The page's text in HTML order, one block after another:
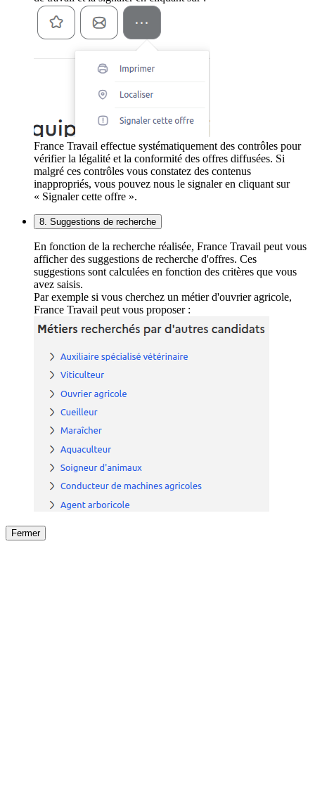
France Travail effectue systématiquement des contrôles pour
vérifier la légalité et la conformité des offres diffusées. Si
malgré ces contrôles vous constatez des contenus
inappropriés, vous pouvez nous le signaler en cliquant sur
« Signaler cette offre ».
8. Suggestions de recherche
En fonction de la recherche réalisée, France Travail peut vous
afficher des suggestions de recherche d'offres. Ces
suggestions sont calculées en fonction des critères que vous
avez saisis.
Par exemple si vous cherchez un métier d'ouvrier agricole,
France Travail peut vous proposer :
Fermer